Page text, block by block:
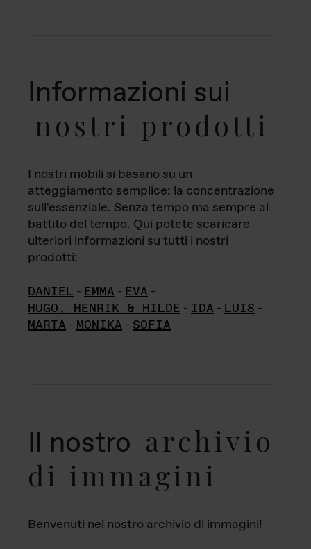
Informazioni sui
nostri prodotti
I nostri mobili si basano su un
atteggiamento semplice: la concentrazione
sull'essenziale. Senza tempo ma sempre al
battito del tempo. Qui potete scaricare
ulteriori informazioni su tutti i nostri
prodotti:
DANIEL - EMMA - EVA -
HUGO, HENRIK & HILDE - IDA - LUIS -
MARTA - MONIKA - SOFIA
Il nostro archivio
di immagini
Benvenuti nel nostro archivio di immagini!